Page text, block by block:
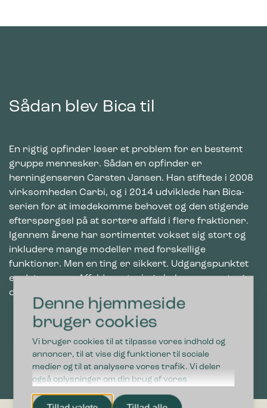
Denne hjemmeside
bruger cookies
Vi bruger cookies til at tilpasse vores indhold og
annoncer, til at vise dig funktioner til sociale
medier og til at analysere vores trafik. Vi deler
også oplysninger om din brug af vores
hjemmeside med vores partnere inden for sociale
medier, annonceringspartnere og
Sådan blev Bica til
En rigtig opfinder løser et problem for en bestemt
gruppe mennesker. Sådan en opfinder er
herningenseren Carsten Jansen. Han stiftede i 2008
virksomheden Carbi, og i 2014 udviklede han Bica-
serien for at imødekomme behovet og den stigende
efterspørgsel på at sortere affald i flere fraktioner.
Igennem årene har sortimentet vokset sig stort og
inkludere mange modeller med forskellige
funktioner. Men en ting er sikkert. Udgangspunktet
er det samme: Affaldssortering skal være nemt og
designmæssigt passe ind i indretningen